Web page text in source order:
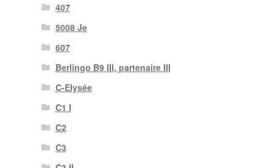
407
5008 Je
607
Berlingo B9 III, partenaire III
C-Elysée
C1 I
C2
C3